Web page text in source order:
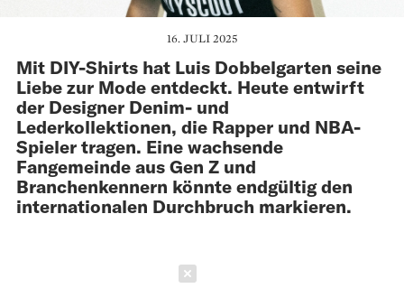
16. JULI 2025
Mit DIY-Shirts hat Luis Dobbelgarten seine
Liebe zur Mode entdeckt. Heute entwirft
der Designer Denim- und
Lederkollektionen, die Rapper und NBA-
Spieler tragen. Eine wachsende
Fangemeinde aus Gen Z und
Branchenkennern könnte endgültig den
internationalen Durchbruch markieren.